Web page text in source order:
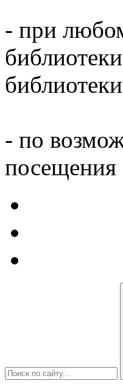
- при
- по
посещения